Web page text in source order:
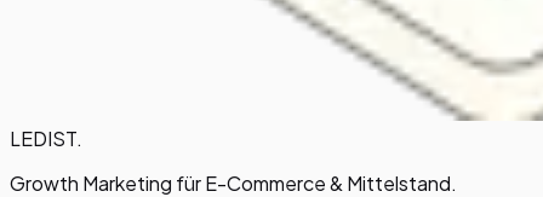
LEDIST.
Growth Marketing für E-Commerce & Mittelstand.